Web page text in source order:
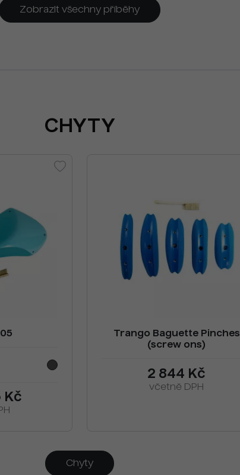
Zobrazit všechny příběhy
CHYTY
Kč
Trango Baguette Pinches
(screw ons)
2 844 Kč
včetně DPH
Chyty